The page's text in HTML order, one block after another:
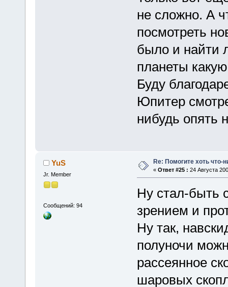
не сложно. А
посмотреть
было и найти
планеты
Буду
Юпитер
нибудь опять
YuS
Jr. Member
Сообщений: 94
Re: Помогите хоть что-
« Ответ #25 : 24 Августа
Ну стал-быть
зрением и
Ну так,
полуночи
рассеянное
шаровых